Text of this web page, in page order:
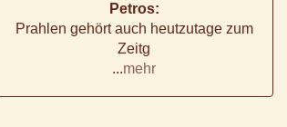
Petros:
Prahlen gehört auch heutzutage zum
Zeitg
...mehr